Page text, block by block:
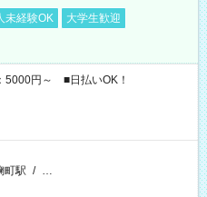
未経験OK
大学生歓迎
円～ ■日払いOK！
町駅 / …